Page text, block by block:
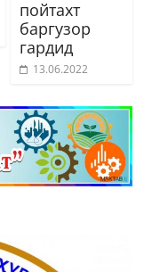
пойтахт
баргузор
гардид
13.06.2022